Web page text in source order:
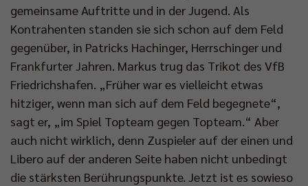
gemeinsame Auftritte und in der Jugend. Als
Kontrahenten standen sie sich schon auf dem Feld
gegenüber, in Patricks Hachinger, Herrschinger und
Frankfurter Jahren. Markus trug das Trikot des VfB
Friedrichshafen. „Früher war es vielleicht etwas
hitziger, wenn man sich auf dem Feld begegnete“,
sagt er, „im Spiel Topteam gegen Topteam.“ Aber
auch nicht wirklich, denn Zuspieler auf der einen und
Libero auf der anderen Seite haben nicht unbedingt
die stärksten Berührungspunkte. Jetzt ist es sowieso